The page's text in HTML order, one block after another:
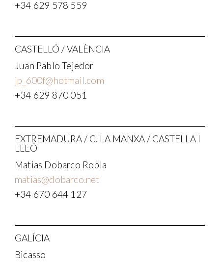
+34 629 578 559
CASTELLÓ / VALÈNCIA
Juan Pablo Tejedor
jp_600f@hotmail.com
+34 629 870 051
EXTREMADURA / C. LA MANXA / CASTELLA I
LLEÓ
Matias Dobarco Robla
matias@dobarco.net
+34 670 644 127
GALÍCIA
Bicasso